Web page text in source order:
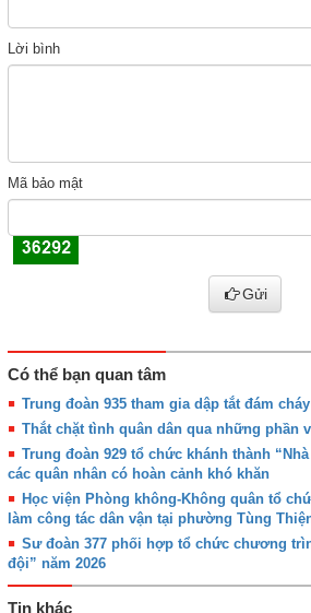
Lời bình
Mã bảo mật
Gửi
Có thể bạn quan tâm
Trung đoàn 935 tham gia dập tắt đám
Thắt chặt tình quân dân qua những phần
Trung đoàn 929 tổ chức khánh thành
các quân nhân có hoàn cảnh khó khăn
Học viện Phòng không-Không quân tổ
làm công tác dân vận tại phường Tùng
Sư đoàn 377 phối hợp tổ chức chương
đội” năm 2026
Tin khác